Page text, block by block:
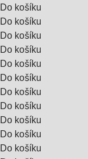
Do košíku
Do košíku
Do košíku
Do košíku
Do košíku
Do košíku
Do košíku
Do košíku
Do košíku
Do košíku
Do košíku